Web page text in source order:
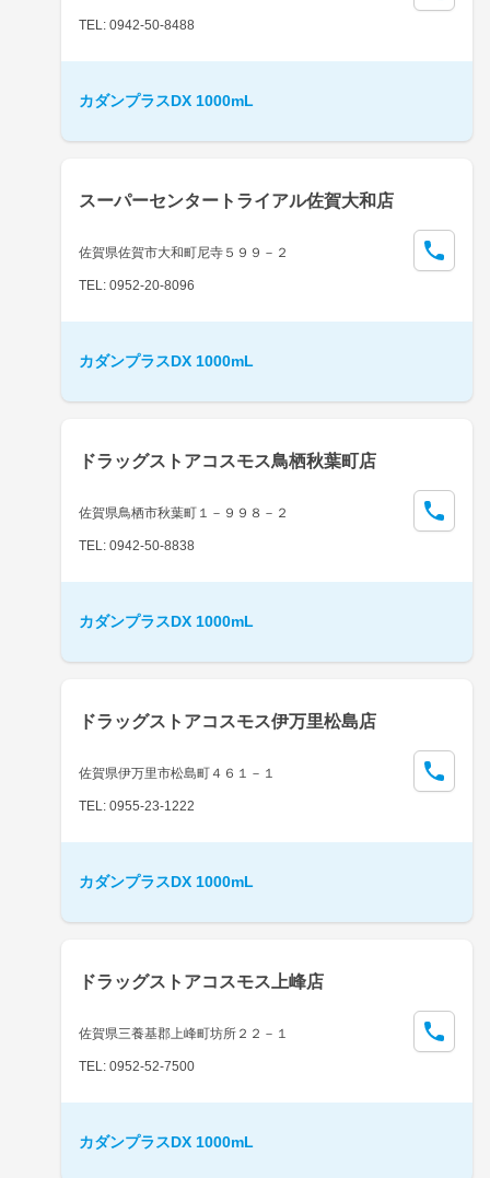
TEL: 0942-50-8488
カダンプラスDX 1000mL
スーパーセンタートライアル佐賀大和店
佐賀県佐賀市大和町尼寺５９９－２
TEL: 0952-20-8096
カダンプラスDX 1000mL
ドラッグストアコスモス鳥栖秋葉町店
佐賀県鳥栖市秋葉町１－９９８－２
TEL: 0942-50-8838
カダンプラスDX 1000mL
ドラッグストアコスモス伊万里松島店
佐賀県伊万里市松島町４６１－１
TEL: 0955-23-1222
カダンプラスDX 1000mL
ドラッグストアコスモス上峰店
佐賀県三養基郡上峰町坊所２２－１
TEL: 0952-52-7500
カダンプラスDX 1000mL